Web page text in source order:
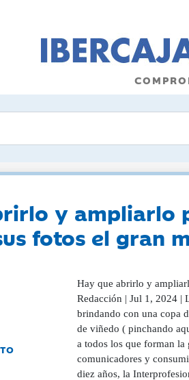
y ampliarlo
fotos el gran
Hay que abrirlo y
Redacción | Jul 1, 2024 |
brindando con una copa
de viñedo ( pinchando
a todos los que forman la
comunicadores y
diez años, la